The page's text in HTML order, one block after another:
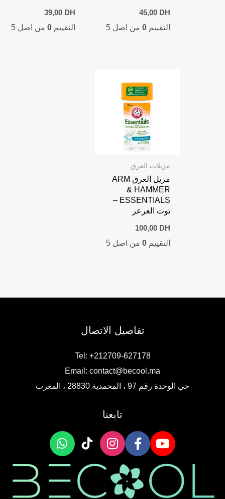
45,00 DH
التقييم 0من اصل 5
39,00 DH
التقييم0 من اصل 5
مزيلات العرق
مزيل العرق ARM
& HAMMER
ESSENTIALS –
توت العرعر
100,00 DH
التقييم 0من اصل 5
تفاصيل الاتصال
Tel: +212709-627178
Email: contact@becool.ma
حي الوحدة رقم 97 ، المحمدية 28830 ، المغرب
تابعنا